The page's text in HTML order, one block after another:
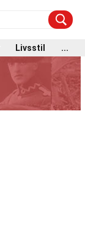
Livsstil ...